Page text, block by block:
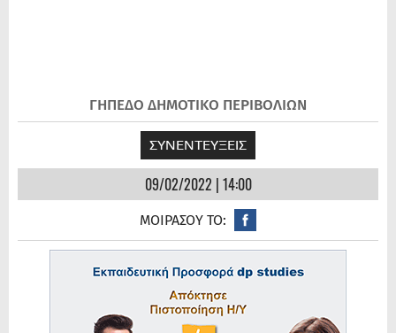
ΓΗΠΕΔΟ ΔΗΜΟΤΙΚΟ ΠΕΡΙΒΟΛΙΩΝ
ΣΥΝΕΝΤΕΥΞΕΙΣ
09/02/2022 | 14:00
ΜΟΙΡΑΣΟΥ ΤΟ: